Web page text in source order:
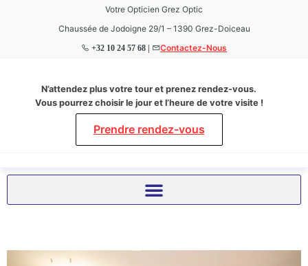
Votre Opticien Grez Optic
Chaussée de Jodoigne 29/1 – 1390 Grez-Doiceau
+32 10 24 57 68 | Contactez-Nous
Grez
Optic
Opticien
à Grez-
N’attendez plus votre tour et prenez rendez-vous.
Vous pourrez choisir le jour et l’heure de votre visite !
Prendre rendez-vous